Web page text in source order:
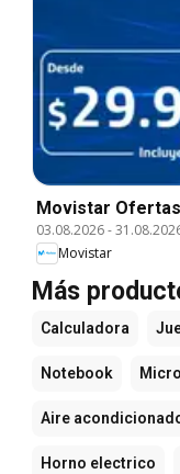
Movistar Ofertas
03.08.2026-
Movistar
Más
Calculadora
Notebook
Aire
Horno electrico